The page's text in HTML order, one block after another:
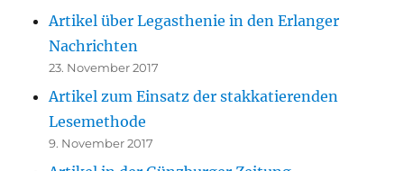
Artikel über Legasthenie in den Erlanger
Nachrichten
23. November 2017
Artikel zum Einsatz der stakkatierenden
Lesemethode
9. November 2017